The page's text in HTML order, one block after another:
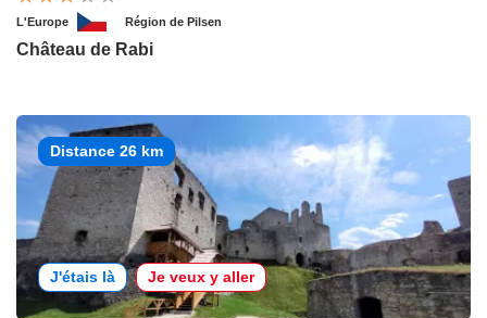
L'Europe Région de Pilsen
Château de Rabi
Distance 26 km
J'étais là Je veux y aller